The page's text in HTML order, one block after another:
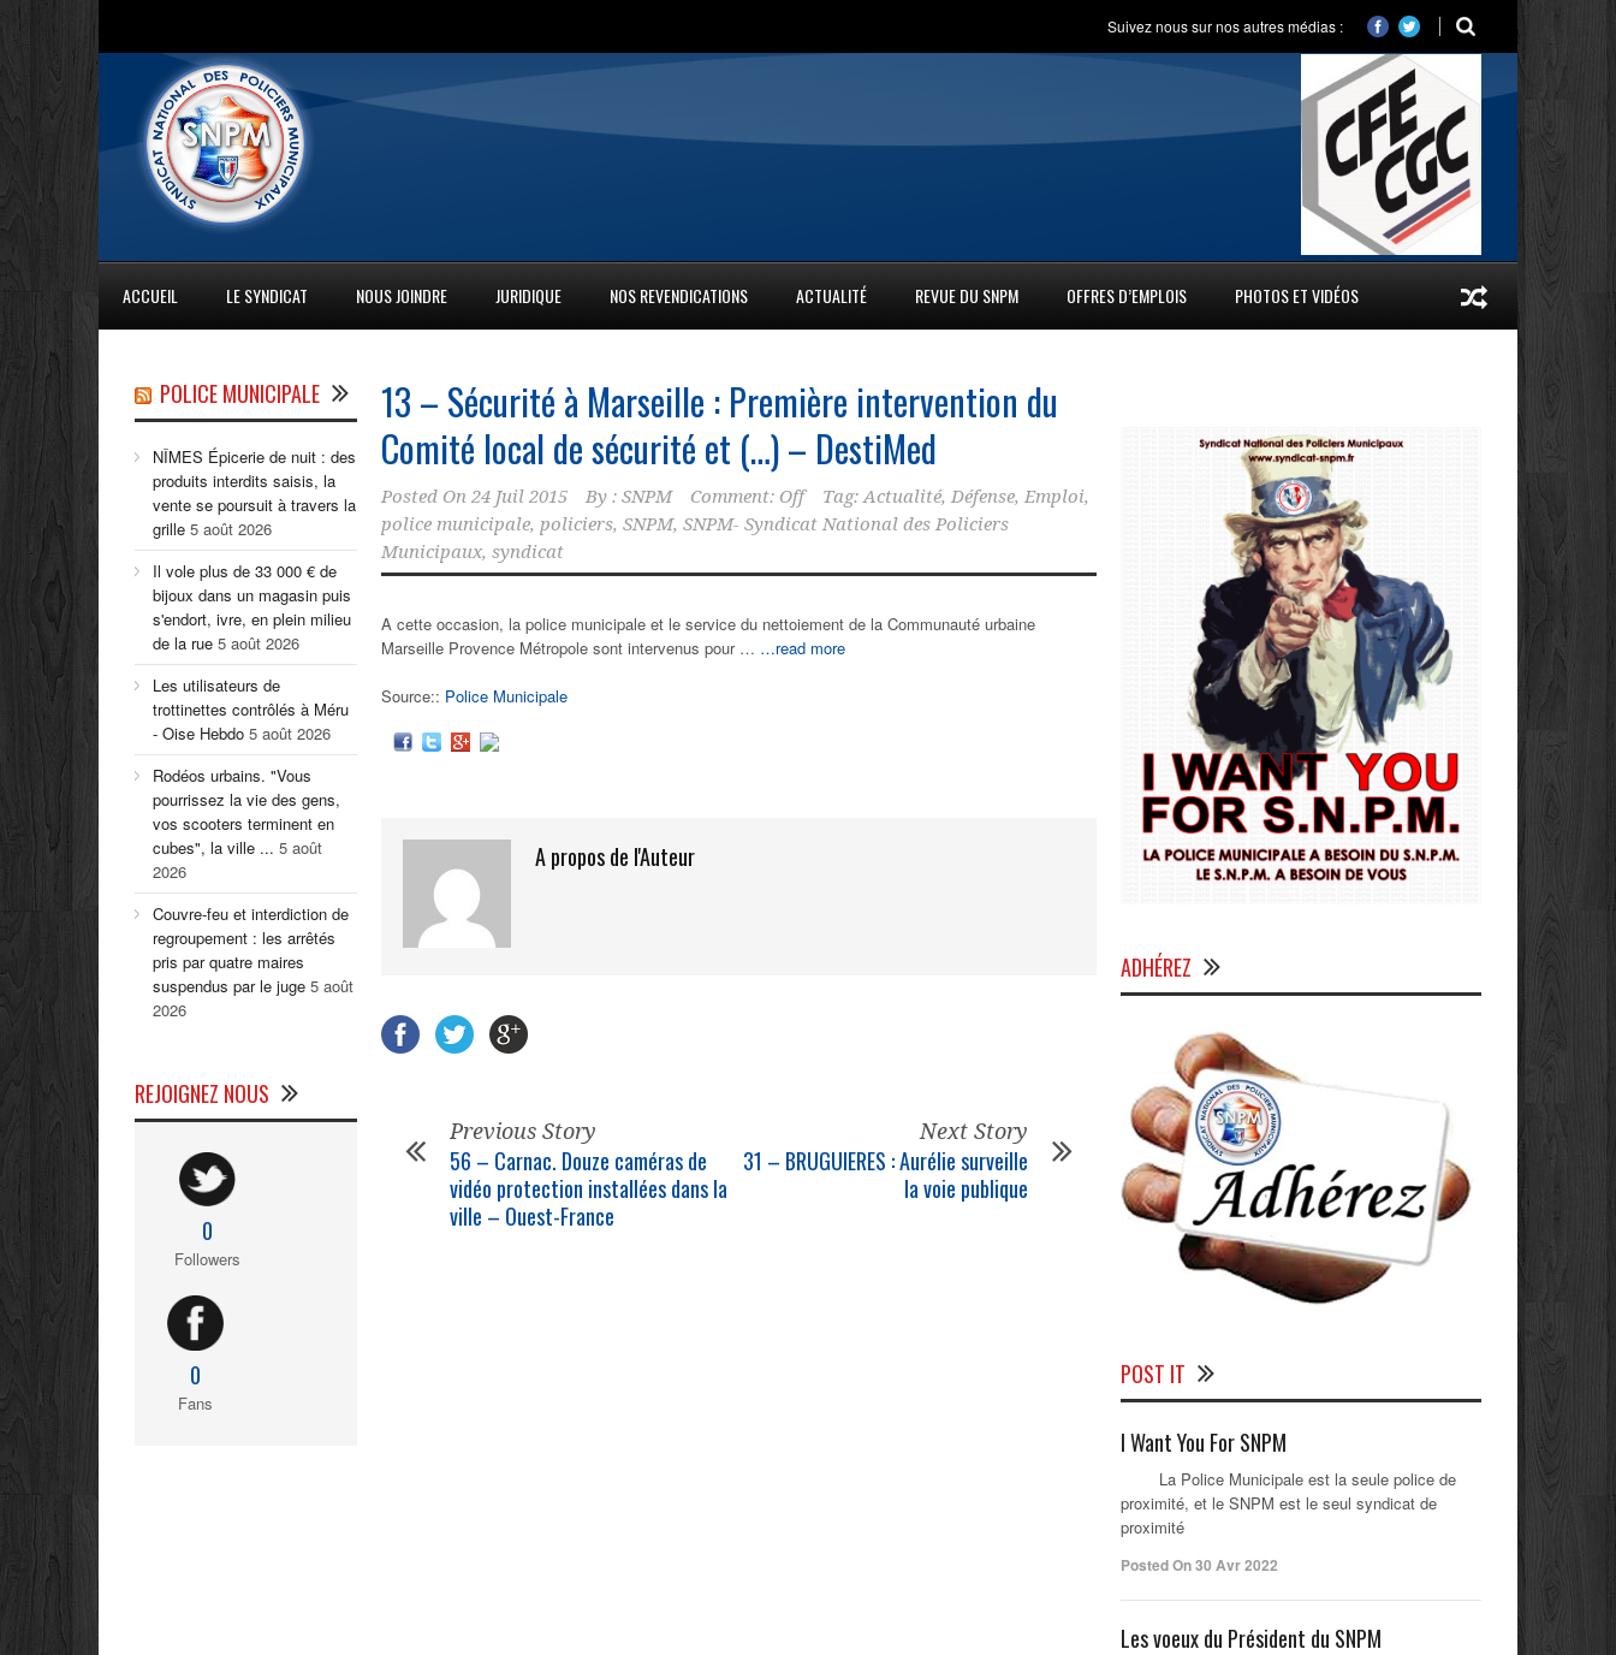
Suivez nous sur nos autres médias :
ACCUEIL LE SYNDICAT NOUS JOINDRE JURIDIQUE NOS REVENDICATIONS ACTUALITÉ REVUE DU SNPM OFFRES D’EMPLOIS PHOTOS ET VIDÉOS
13 – Sécurité à Marseille : Première intervention du
Comité local de sécurité et (…) – DestiMed
Posted On 24 Juil 2015 By : SNPM Comment: Off Tag: Actualité, Défense, Emploi,
police municipale, policiers, SNPM, SNPM- Syndicat National des Policiers
Municipaux, syndicat
A cette occasion, la police municipale et le service du nettoiement de la Communauté urbaine
Marseille Provence Métropole sont intervenus pour … …read more
Source:: Police Municipale
A propos de l'Auteur
Previous Story
56 – Carnac. Douze caméras de
vidéo protection installées dans la
ville – Ouest-France
Next Story
31 – BRUGUIERES : Aurélie surveille
la voie publique
POLICE MUNICIPALE
NÎMES Épicerie de nuit : des
produits interdits saisis, la
vente se poursuit à travers la
grille 5 août 2026
Il vole plus de 33 000 € de
bijoux dans un magasin puis
s'endort, ivre, en plein milieu
de la rue 5 août 2026
Les utilisateurs de
trottinettes contrôlés à Méru
- Oise Hebdo 5 août 2026
Rodéos urbains. "Vous
pourrissez la vie des gens,
vos scooters terminent en
cubes", la ville ... 5 août
2026
Couvre-feu et interdiction de
regroupement : les arrêtés
pris par quatre maires
suspendus par le juge 5 août
2026
REJOIGNEZ NOUS
0
Followers
0
Fans
ADHÉREZ
POST IT
I Want You For SNPM
La Police Municipale est la seule police de
proximité, et le SNPM est le seul syndicat de
proximité
Posted On 30 Avr 2022
Les voeux du Président du SNPM